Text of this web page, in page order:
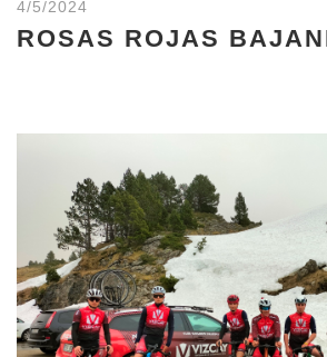
4/5/2024
ROSAS ROJAS